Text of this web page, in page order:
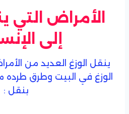
الأمراض التي
إلى
ينقل الوزغ العديد من
الوزغ في البيت وطرق
بنقل :